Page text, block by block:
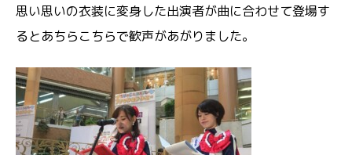
思い思いの衣装に変身した出演者が曲に合わせて登場す
るとあちらこちらで歓声があがりました。